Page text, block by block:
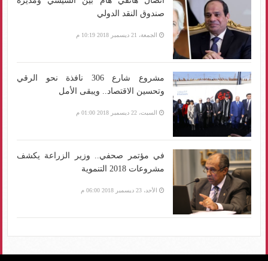
صندوق النقد الدولي
الجمعة، 21 ديسمبر 2018 10:19 م
مشروع شارع 306 نافذة نحو الرقي
وتحسين الاقتصاد.. ويبقى الأمل
السبت، 22 ديسمبر 2018 01:00 م
في مؤتمر صحفي.. وزير الزراعة يكشف
مشروعات 2018 التنموية
الأحد، 23 ديسمبر 2018 06:00 م